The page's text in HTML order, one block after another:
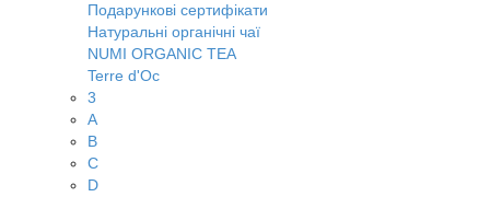
Подарункові сертифікати
Натуральні органічні чаї
NUMI ORGANIC TEA
Terre d'Oc
3
A
B
C
D